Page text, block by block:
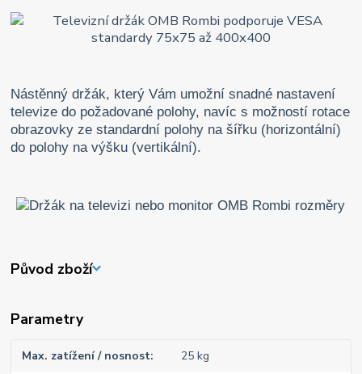
Nástěnný držák, který Vám umožní snadné nastavení
televize do požadované polohy, navíc s možností rotace
obrazovky ze standardní polohy na šířku (horizontální)
do polohy na výšku (vertikální).
Původ zboží
Parametry
Max. zatížení / nosnost 25 kg